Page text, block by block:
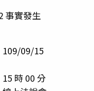
事實發生
109/09/15
時 00 分